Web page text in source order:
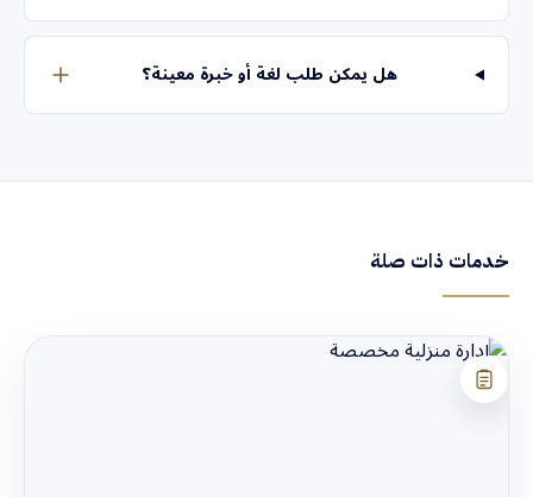
هل يمكن طلب لغة أو خبرة معينة؟
خدمات ذات صلة